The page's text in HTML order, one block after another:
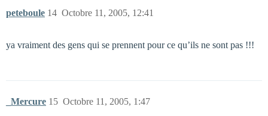
peteboule Octobre 11, 2005, 12:41
14
ya vraiment des gens qui se prennent pour ce qu’ils ne sont pas !!!
_Mercure Octobre 11, 2005, 1:47
15